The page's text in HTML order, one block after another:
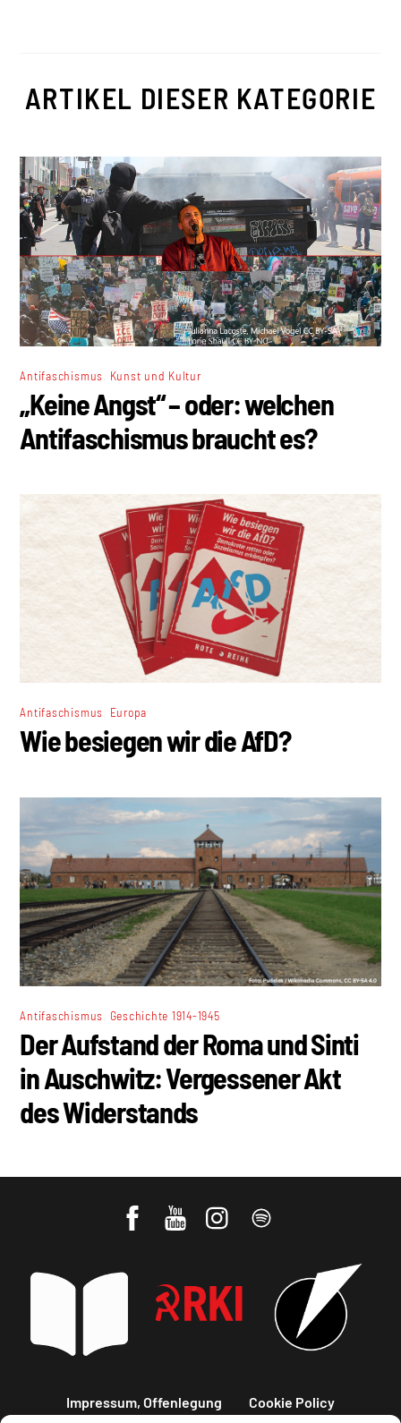
ARTIKEL DIESER KATEGORIE
Antifaschismus Kunst und Kultur
„Keine Angst“ – oder: welchen
Antifaschismus braucht es?
Antifaschismus Europa
Wie besiegen wir die AfD?
Antifaschismus Geschichte 1914-1945
Der Aufstand der Roma und Sinti
in Auschwitz: Vergessener Akt
des Widerstands
Impressum, Offenlegung Cookie Policy